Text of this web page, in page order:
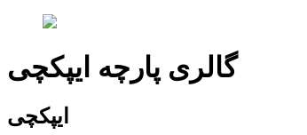
گالری پارچه ایپکچی
ایپکچی